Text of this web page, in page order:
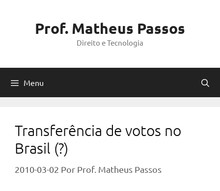
Prof. Matheus Passos
Direito e Tecnologia
Menu
Transferência de votos no
Brasil (?)
2010-03-02 Por Prof. Matheus Passos